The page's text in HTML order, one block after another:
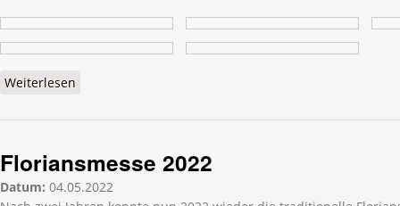
Weiterlesen
Floriansmesse 2022
Datum: 04.05.2022